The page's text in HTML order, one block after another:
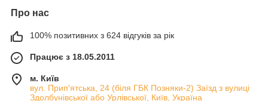
Про нас
100% позитивних з 624 відгуків за рік
Працює з 18.05.2011
м. Київ
вул. Прип'ятська, 24 (біля ГБК Позняки-2) Заїзд з вулиці
Здолбунівської або Урлівської, Київ, Україна